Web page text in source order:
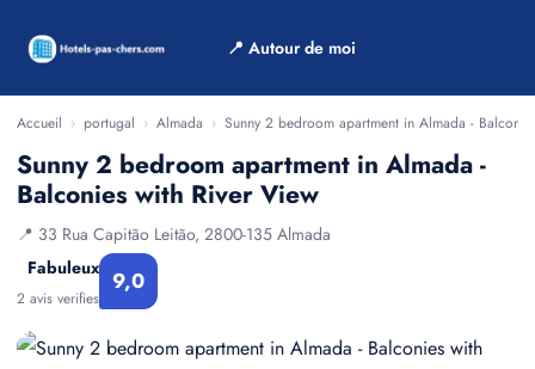
📍 Autour de moi
Accueil › portugal › Almada › Sunny 2 bedroom apartment in Almada -
Sunny 2 bedroom apartment in Almada -
Balconies with River View
📍 33 Rua Capitão Leitão, 2800-135 Almada
Fabuleux
2 avis verifies
9,0